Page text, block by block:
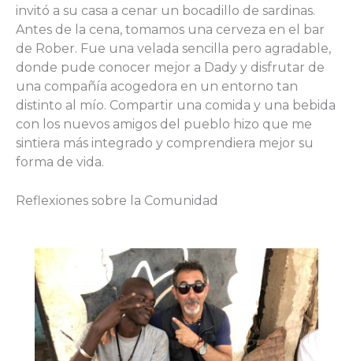
invitó a su casa a cenar un bocadillo de sardinas.
Antes de la cena, tomamos una cerveza en el bar
de Rober. Fue una velada sencilla pero agradable,
donde pude conocer mejor a Dady y disfrutar de
una compañía acogedora en un entorno tan
distinto al mío. Compartir una comida y una bebida
con los nuevos amigos del pueblo hizo que me
sintiera más integrado y comprendiera mejor su
forma de vida.
Reflexiones sobre la Comunidad